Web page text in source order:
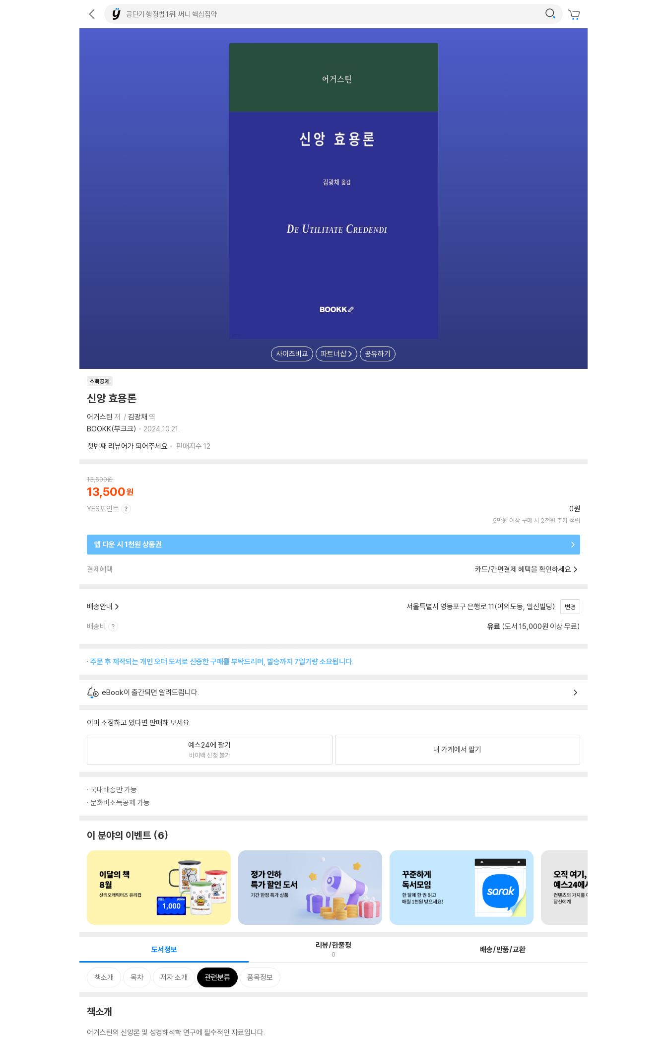
사이즈비교 파트너샵 공유하기
소득공제
신앙 효용론
어거스틴 저 김광채 역
BOOKK(부크크)
2024.10.21.
첫번째 리뷰어가 되어주세요
판매지수 12
13,500원
13,500
YES포인트 0원
5만원 이상 구매 시 2천원 추가 적립
앱 다운 시 1천원 상품권
결제혜택 카드/간편결제 혜택을 확인하세요
배송안내 서울특별시 영등포구 은행로 11(여의도동, 일신빌딩) 변경
배송비 유료 (도서 15,000원 이상 무료)
주문 후 제작되는 개인 오더 도서로 신중한 구매를 부탁드리며, 발송까지 7일가량 소요됩니다.
eBook이 출간되면 알려드립니다.
이미 소장하고 있다면 판매해 보세요.
예스24에 팔기
바이백 신청 불가
내 가게에서 팔기
국내배송만 가능
문화비소득공제 가능
이 분야의 이벤트 6
도서정보 리뷰/한줄평
0 배송/반품/교환
책소개 목차 저자 소개 관련분류 품목정보
책소개
어거스틴의 신앙론 및 성경해석학 연구에 필수적인 자료입니다.